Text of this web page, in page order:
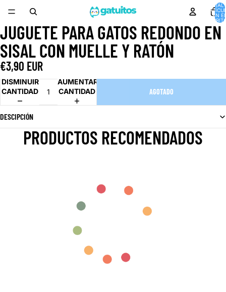
TOTAL
EN
ABRIR
IMAGEN
A
PANTALLA
COMPLETA
JUGUETE PARA GATOS REDONDO EN
SISAL CON MUELLE Y RATÓN
€3,90 EUR
DISMINUIR
CANTIDAD
AUMENTAR
CANTIDAD
AGOTADO
DESCIPCIÓN
PRODUCTOS RECOMENDADOS